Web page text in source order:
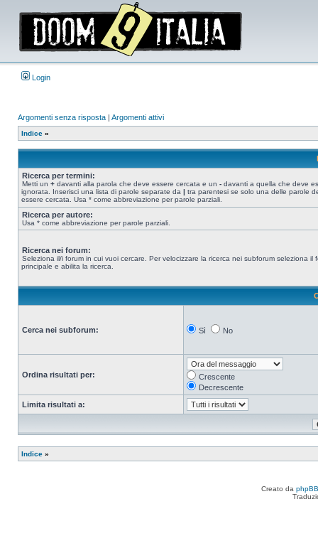
Login
Argomenti senza risposta | Argomenti attivi
Indice »
Ricerca per termini:
Metti un + davanti alla parola che deve essere cercata e un - davanti a quella che deve
ignorata. Inserisci una lista di parole separate da | tra parentesi se solo una delle parole
essere cercata. Usa * come abbreviazione per parole parziali.
Ricerca per autore:
Usa * come abbreviazione per parole parziali.
Ricerca nei forum:
Seleziona il/i forum in cui vuoi cercare. Per velocizzare la ricerca nei subforum seleziona il
principale e abilita la ricerca.
Cerca nei subforum: Sì No
Ordina risultati per:
Crescente
Decrescente
Limita risultati a:
Indice »
Creato da phpBB